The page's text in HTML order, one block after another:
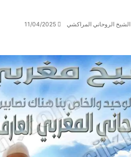
الشيخ الروحاني المراكشي 11/04/2025